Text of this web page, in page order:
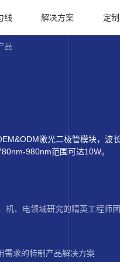
线 解决方案 定
品
激光二极管模块，波
980nm范围可达10W。
机、电领域研究的精英工程师
需求的特制产品解决方案